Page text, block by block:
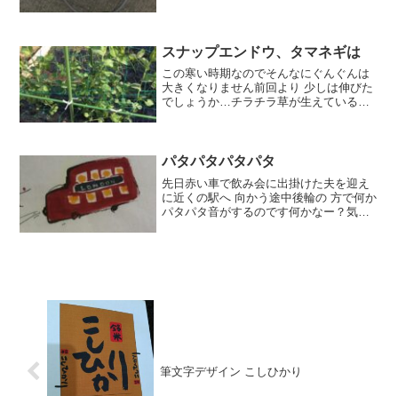
も...
スナップエンドウ、タマネギは
この寒い時期なのでそんなにぐんぐんは
大きくなりません前回より 少しは伸びた
でしょうか…チラチラ草が生えているの
パタパタパタパタ
先日赤い車で飲み会に出掛けた夫を迎え
に近くの駅へ 向かう途中後輪の 方で何か
パタパタ音がするのです何かなー？気の
筆文字デザイン こしひかり